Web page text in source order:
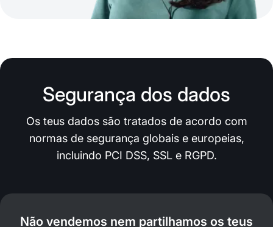
Segurança dos dados
Os teus dados são tratados de acordo com
normas de segurança globais e europeias,
incluindo PCI DSS, SSL e RGPD.
Não vendemos nem partilhamos os teus